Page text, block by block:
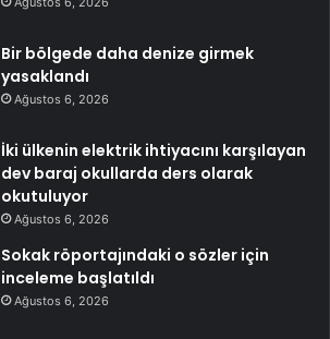
Bir bölgede daha denize girmek
yasaklandı
Ağustos 6, 2026
İki ülkenin elektrik ihtiyacını karşılayan
dev baraj okullarda ders olarak
okutuluyor
Ağustos 6, 2026
Sokak röportajındaki o sözler için
inceleme başlatıldı
Ağustos 6, 2026